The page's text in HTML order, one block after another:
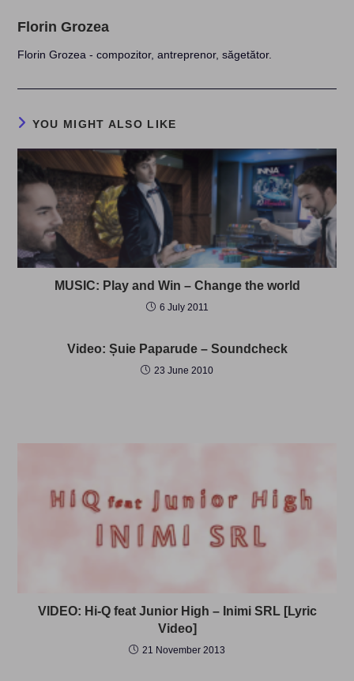
Florin Grozea
Florin Grozea - compozitor, antreprenor, săgetător.
YOU MIGHT ALSO LIKE
MUSIC: Play and Win – Change the world
6 July 2011
Video: Șuie Paparude – Soundcheck
23 June 2010
VIDEO: Hi-Q feat Junior High – Inimi SRL [Lyric
Video]
21 November 2013